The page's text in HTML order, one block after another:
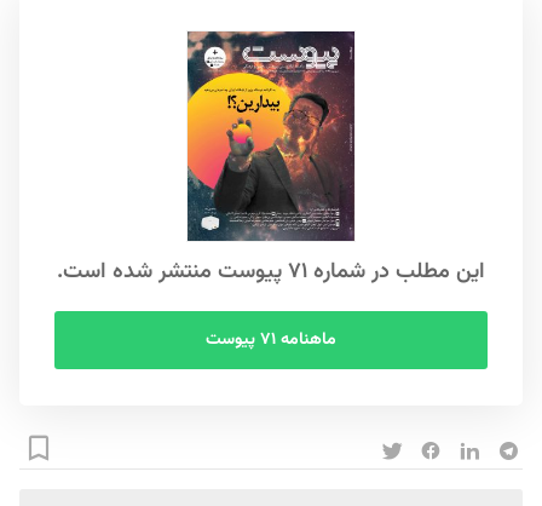
این مطلب در شماره ۷۱ پیوست منتشر شده است.
ماهنامه ۷۱ پیوست